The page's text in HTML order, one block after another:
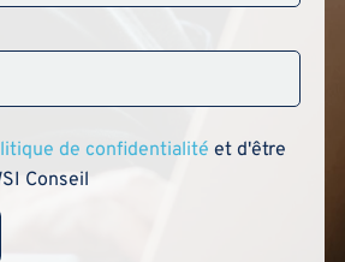
de confidentialité et d'être
Conseil